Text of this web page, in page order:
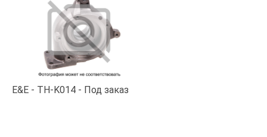
E&E TH-K014 Под заказ